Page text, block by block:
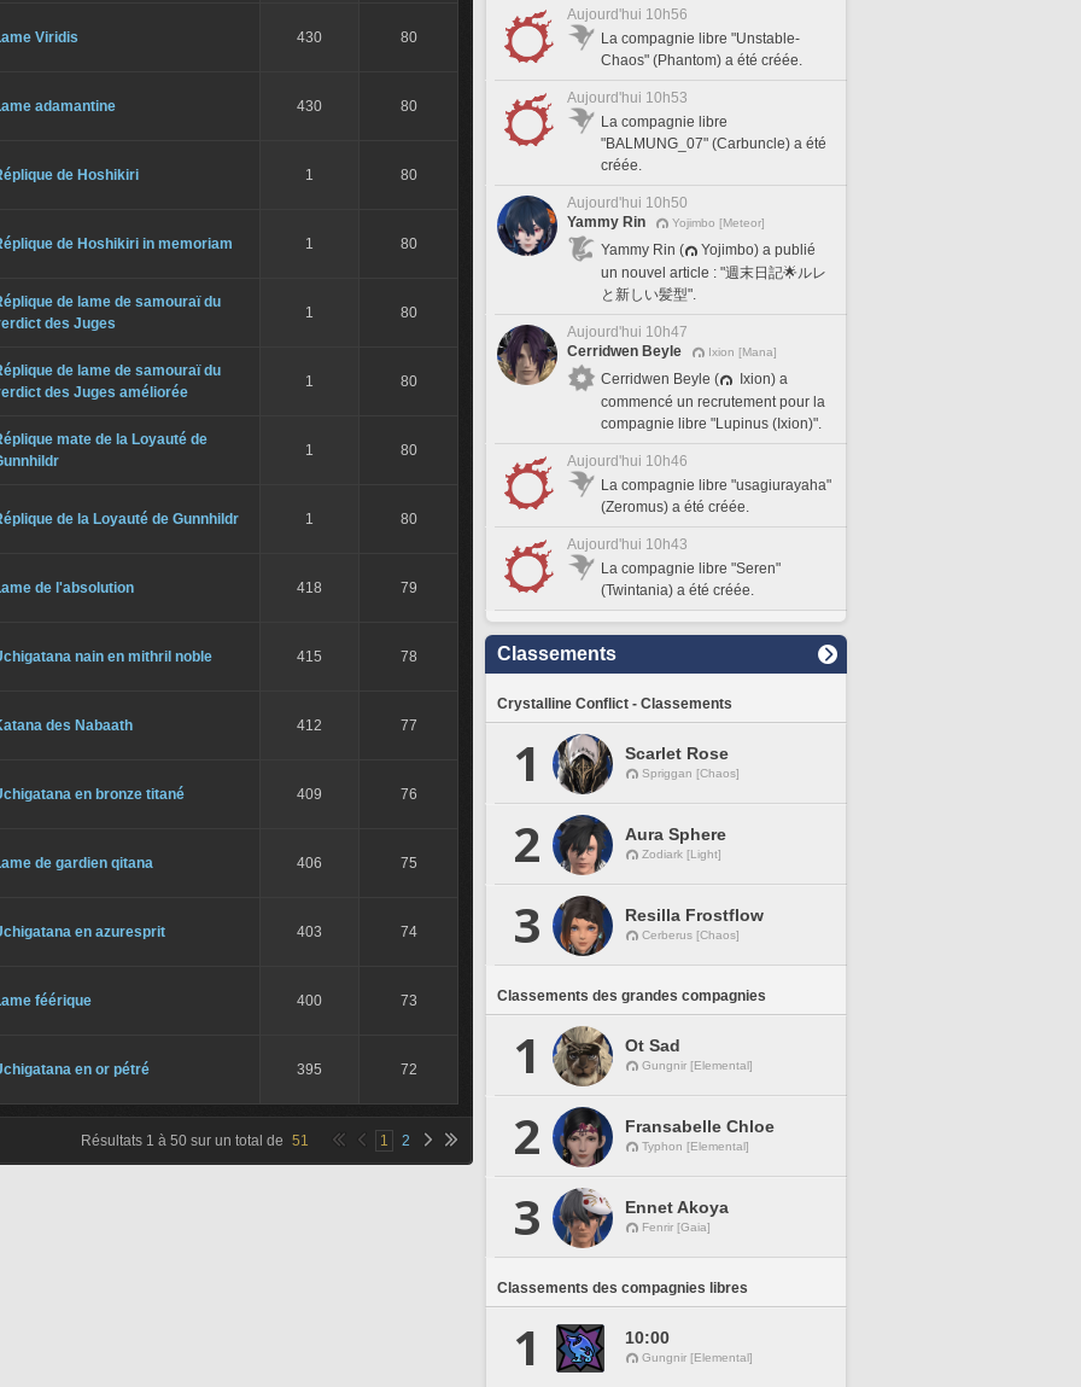
Viridis 430 80
adamantine 430 80
de Hoshikiri 1 80
de Hoshikiri in memoriam 1 80
de lame de samouraï du
des Juges
1 80
de lame de samouraï du
des Juges améliorée
1 80
mate de la Loyauté de
1 80
de la Loyauté de Gunnhildr 1 80
de l'absolution 418 79
nain en mithril noble 415 78
des Nabaath 412 77
en bronze titané 409 76
de gardien qitana 406 75
en azuresprit 403 74
féérique 400 73
en or pétré 395 72
Résultats 1 à 50 sur un total de 51 1 2
Aujourd'hui 10h56
La compagnie libre "Unstable-
Chaos" (Phantom) a été créée.
Aujourd'hui 10h53
La compagnie libre
"BALMUNG_07" (Carbuncle) a été
créée.
Aujourd'hui 10h50
Yammy Rin
Yojimbo [Meteor]
Yammy Rin (
Yojimbo) a publié
un nouvel article : "週末日記🌟ルレ
と新しい髪型".
Aujourd'hui 10h47
Cerridwen Beyle
Ixion [Mana]
Cerridwen Beyle (
Ixion) a
commencé un recrutement pour la
compagnie libre "Lupinus (Ixion)".
Aujourd'hui 10h46
La compagnie libre "usagiurayaha"
(Zeromus) a été créée.
Aujourd'hui 10h43
La compagnie libre "Seren"
(Twintania) a été créée.
Classements
Crystalline Conflict - Classements
1 Scarlet Rose
Spriggan [Chaos]
2 Aura Sphere
Zodiark [Light]
3 Resilla Frostflow
Cerberus [Chaos]
Classements des grandes compagnies
1 Ot Sad
Gungnir [Elemental]
2 Fransabelle Chloe
Typhon [Elemental]
3 Ennet Akoya
Fenrir [Gaia]
Classements des compagnies libres
1 10:00
Gungnir [Elemental]